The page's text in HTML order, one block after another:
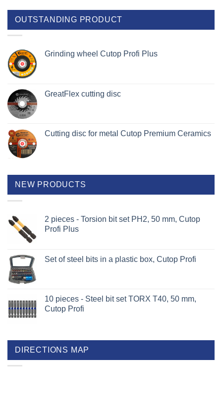
OUTSTANDING PRODUCT
Grinding wheel Cutop Profi Plus
GreatFlex cutting disc
Cutting disc for metal Cutop Premium Ceramics
NEW PRODUCTS
2 pieces - Torsion bit set PH2, 50 mm, Cutop
Profi Plus
Set of steel bits in a plastic box, Cutop Profi
10 pieces - Steel bit set TORX T40, 50 mm,
Cutop Profi
DIRECTIONS MAP